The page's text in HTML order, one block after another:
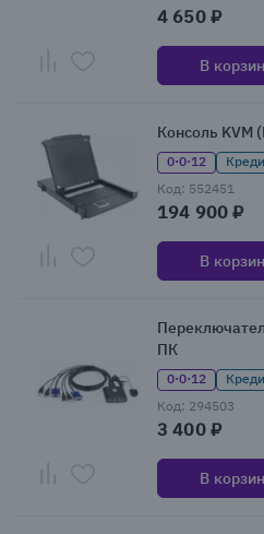
4 650 ₽
В
Консоль KVM
0·0·12
Код: 552451
194 900 ₽
В
ПК
0·0·12
Код: 294503
3 400 ₽
В